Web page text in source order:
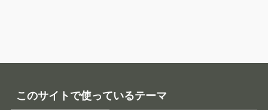
このサイトで使っているテーマ